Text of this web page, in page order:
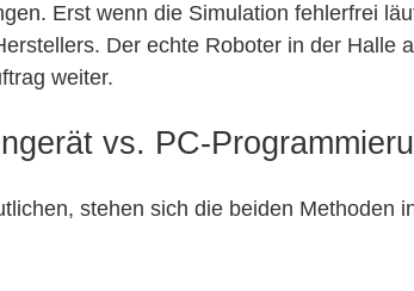
Erst wenn die Simulation fehlerfrei
Der echte Roboter in der Halle
weiter.
vs. PC-
stehen sich die beiden Methoden